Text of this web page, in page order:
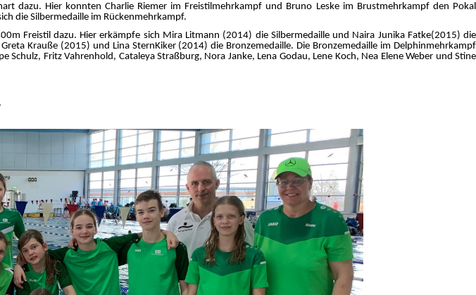
dazu. Hier konnten Charlie Riemer im Freistilmehrkampf und Bruno Leske im Brustmehrkampf den Pokal
die Silbermedaille im Rückenmehrkampf.
Freistil dazu. Hier erkämpfe sich Mira Litmann (2014) die Silbermedaille und Naira Junika Fatke(2015) die
Krauße (2015) und Lina SternKiker (2014) die Bronzemedaille. Die Bronzemedaille im Delphinmehrkampf
Fritz Vahrenhold, Cataleya Straßburg, Nora Janke, Lena Godau, Lene Koch, Nea Elene Weber und Stine